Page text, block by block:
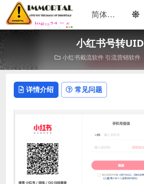
小红书号转UID
小红书截流软件 引流营销软件
详情介绍 常见问题